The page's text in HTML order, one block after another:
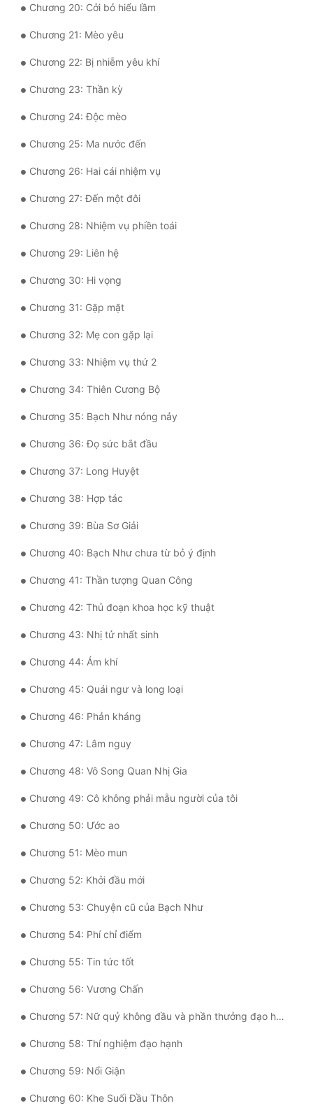
Trọng Sinh
Tu Chân
Tu Tiên
Tội Phạm
Vô Địch
Võ Hiệp
Võng Du
Xuyên Không
Xuyên Nhanh
Xuyên Sách
Xuyên Thư
Điền Văn
Đô Thị
Đông Phương
Đông Phương Huyền Huyễn
Đồng Nhân
Cẩu Đạo Trường Sinh
Ngự Thú
Truyện Nam
Truyện Nữ
Vô Địch Lưu
Xây Dựng Thế Lực
Đam Mỹ
Đẹp Hiệp
Chương 20: Cởi bỏ hiểu lầm
Chương 21: Mèo yêu
Chương 22: Bị nhiễm yêu khí
Chương 23: Thần kỳ
Chương 24: Độc mèo
Chương 25: Ma nước đến
Chương 26: Hai cái nhiệm vụ
Chương 27: Đến một đôi
Chương 28: Nhiệm vụ phiền toái
Chương 29: Liên hệ
Chương 30: Hi vọng
Chương 31: Gặp mặt
Chương 32: Mẹ con gặp lại
Chương 33: Nhiệm vụ thứ 2
Chương 34: Thiên Cương Bộ
Chương 35: Bạch Như nóng nảy
Chương 36: Đọ sức bắt đầu
Chương 37: Long Huyệt
Chương 38: Hợp tác
Chương 39: Bùa Sơ Giải
Chương 40: Bạch Như chưa từ bỏ ý định
Chương 41: Thần tượng Quan Công
Chương 42: Thủ đoạn khoa học kỹ thuật
Chương 43: Nhị tử nhất sinh
Chương 44: Ám khí
Chương 45: Quái ngư và long loại
Chương 46: Phản kháng
Chương 47: Lâm nguy
Chương 48: Vô Song Quan Nhị Gia
Chương 49: Cô không phải mẫu người của tôi
Chương 50: Ước ao
Chương 51: Mèo mun
Chương 52: Khởi đầu mới
Chương 53: Chuyện cũ của Bạch Như
Chương 54: Phí chỉ điểm
Chương 55: Tin tức tốt
Chương 56: Vương Chấn
Chương 57: Nữ quỷ không đầu và phần thưởng đạo hạnh
Chương 58: Thí nghiệm đạo hạnh
Chương 59: Nổi Giận
Chương 60: Khe Suối Đầu Thôn